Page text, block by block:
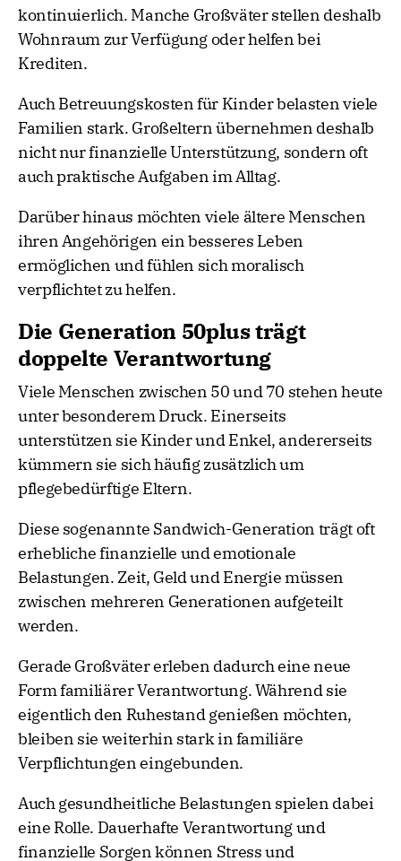
kontinuierlich. Manche Großväter stellen deshalb
Wohnraum zur Verfügung oder helfen bei
Krediten.
Auch Betreuungskosten für Kinder belasten viele
Familien stark. Großeltern übernehmen deshalb
nicht nur finanzielle Unterstützung, sondern oft
auch praktische Aufgaben im Alltag.
Darüber hinaus möchten viele ältere Menschen
ihren Angehörigen ein besseres Leben
ermöglichen und fühlen sich moralisch
verpflichtet zu helfen.
Die Generation 50plus trägt
doppelte Verantwortung
Viele Menschen zwischen 50 und 70 stehen heute
unter besonderem Druck. Einerseits
unterstützen sie Kinder und Enkel, andererseits
kümmern sie sich häufig zusätzlich um
pflegebedürftige Eltern.
Diese sogenannte Sandwich-Generation trägt oft
erhebliche finanzielle und emotionale
Belastungen. Zeit, Geld und Energie müssen
zwischen mehreren Generationen aufgeteilt
werden.
Gerade Großväter erleben dadurch eine neue
Form familiärer Verantwortung. Während sie
eigentlich den Ruhestand genießen möchten,
bleiben sie weiterhin stark in familiäre
Verpflichtungen eingebunden.
Auch gesundheitliche Belastungen spielen dabei
eine Rolle. Dauerhafte Verantwortung und
finanzielle Sorgen können Stress und